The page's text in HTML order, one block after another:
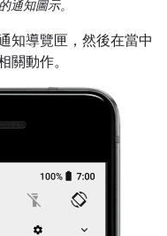
通知圖示。
知導覽匣，然後在當中
關動作。